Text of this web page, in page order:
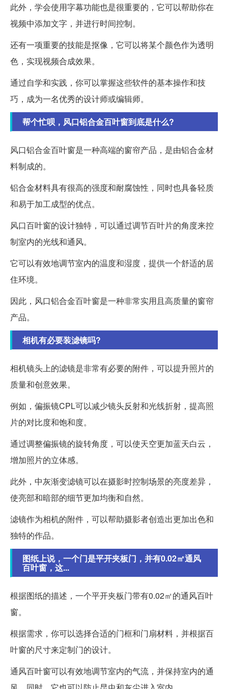
此外，学会使用字幕功能也是很重要的，它可以帮助你在
视频中添加文字，并进行时间控制。
还有一项重要的技能是抠像，它可以将某个颜色作为透明
色，实现视频合成效果。
通过自学和实践，你可以掌握这些软件的基本操作和技
巧，成为一名优秀的设计师或编辑师。
帮个忙呗，风口铝合金百叶窗到底是什么?
风口铝合金百叶窗是一种高端的窗帘产品，是由铝合金材
料制成的。
铝合金材料具有很高的强度和耐腐蚀性，同时也具备轻质
和易于加工成型的优点。
风口百叶窗的设计独特，可以通过调节百叶片的角度来控
制室内的光线和通风。
它可以有效地调节室内的温度和湿度，提供一个舒适的居
住环境。
因此，风口铝合金百叶窗是一种非常实用且高质量的窗帘
产品。
相机有必要装滤镜吗?
相机镜头上的滤镜是非常有必要的附件，可以提升照片的
质量和创意效果。
例如，偏振镜CPL可以减少镜头反射和光线折射，提高照
片的对比度和饱和度。
通过调整偏振镜的旋转角度，可以使天空更加蓝天白云，
增加照片的立体感。
此外，中灰渐变滤镜可以在摄影时控制场景的亮度差异，
使亮部和暗部的细节更加均衡和自然。
滤镜作为相机的附件，可以帮助摄影者创造出更加出色和
独特的作品。
图纸上说，一个门是平开夹板门，并有0.02㎡通风
百叶窗，这...
根据图纸的描述，一个平开夹板门带有0.02㎡的通风百叶
窗。
根据需求，你可以选择合适的门框和门扇材料，并根据百
叶窗的尺寸来定制门的设计。
通风百叶窗可以有效地调节室内的气流，并保持室内的通